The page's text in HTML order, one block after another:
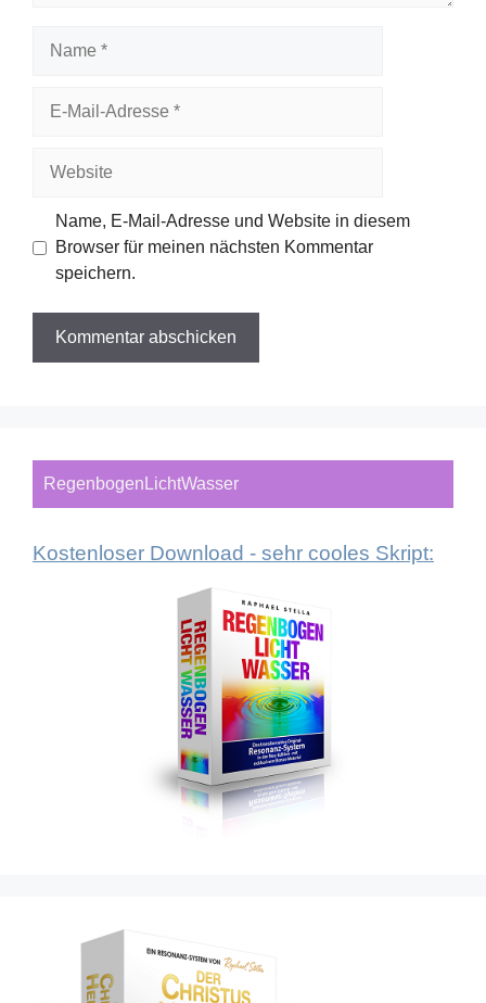
Name, E-Mail-Adresse und Website in diesem
Browser für meinen nächsten Kommentar
speichern.
RegenbogenLichtWasser
Kostenloser Download - sehr cooles Skript: